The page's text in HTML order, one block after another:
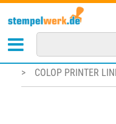
STEMPELKISSEN
>
COLOP PRINTER